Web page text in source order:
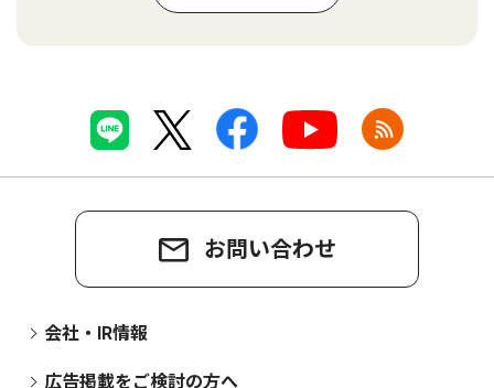
お問い合わせ
会社・IR情報
広告掲載をご検討の方へ